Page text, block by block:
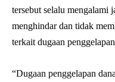
tersebut selalu mengalami
menghindar dan tidak
terkait dugaan
“Dugaan penggelapan